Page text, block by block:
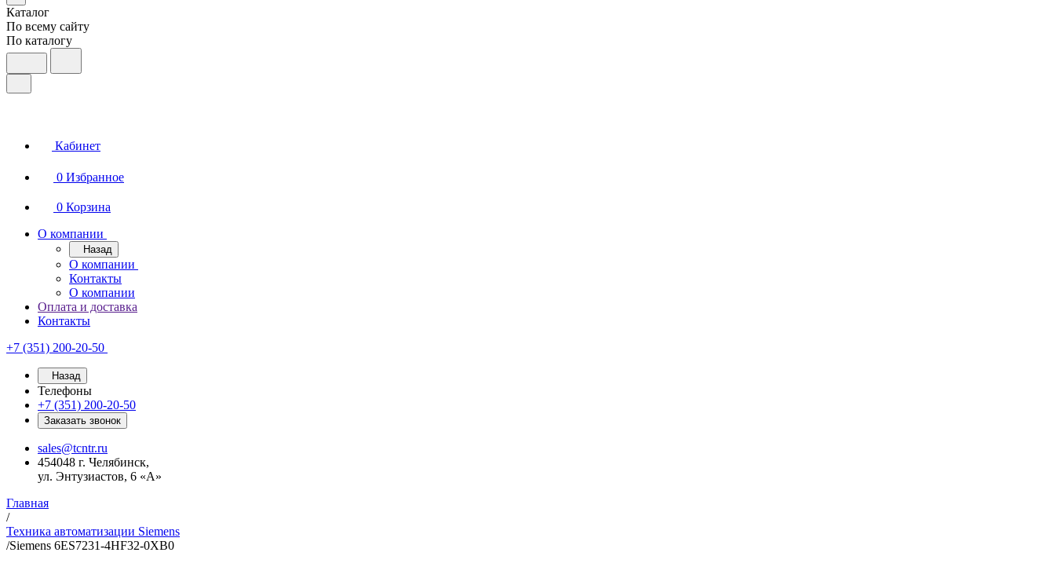
Каталог
По всему сайту
По каталогу
Кабинет
0 Избранное
0 Корзина
О компании
Назад
О компании
Контакты
О компании
Оплата и доставка
Контакты
+7 (351) 200-20-50
Назад
Телефоны
+7 (351) 200-20-50
Заказать звонок
sales@tcntr.ru
454048 г. Челябинск,
ул. Энтузиастов, 6 «А»
Главная
/
Техника автоматизации Siemens
/Siemens 6ES7231-4HF32-0XB0